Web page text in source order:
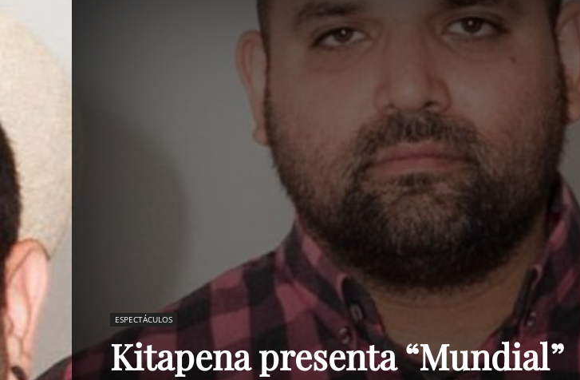
Paraguay
ESPECTÁCULOS
Kitapena presenta “Mundial”